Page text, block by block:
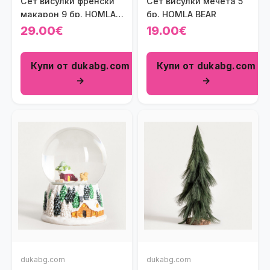
макарон 9 бр. HOMLA
MACARONIE
29.00€
Купи от dukabg.com
→
бр. HOMLA BEAR
19.00€
Купи от dukabg.com
→
dukabg.com dukabg.com